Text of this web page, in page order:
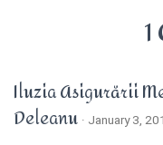
Iluzia Asigurării
Deleanu · January 3,